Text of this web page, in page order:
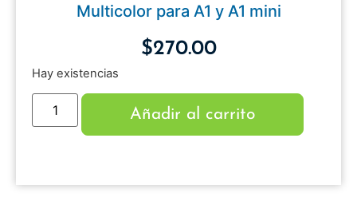
Multicolor para A1 y A1 mini
$270.00
Hay existencias
Añadir al carrito